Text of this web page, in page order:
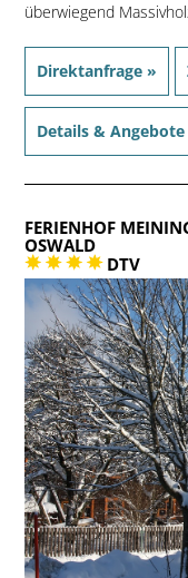
überwiegend
Direktanfrage »
Details & Angebote
FERIENHOF
OSWALD
DTV